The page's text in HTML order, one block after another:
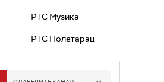
РТС Музика
РТС Полетарац